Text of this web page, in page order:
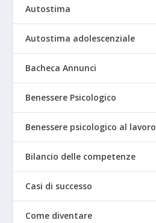
Autostima
Autostima adolescenziale
Bacheca Annunci
Benessere Psicologico
Benessere psicologico al lavoro
Bilancio delle competenze
Casi di successo
Come diventare